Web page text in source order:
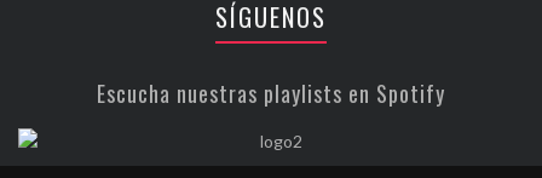
SÍGUENOS
Escucha nuestras playlists en Spotify